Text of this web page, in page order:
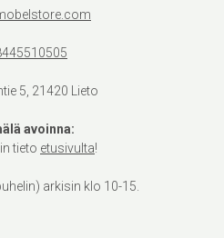
5, 21420 Lieto
avoinna:
tieto etusivulta!
arkisin klo 10-15.